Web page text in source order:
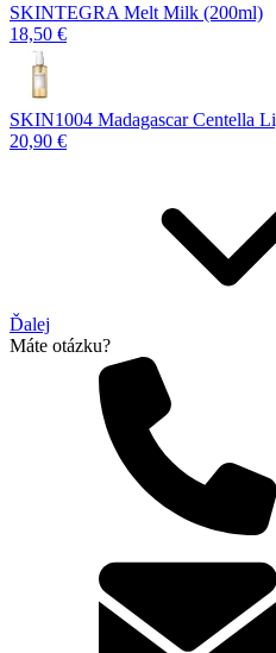
SKINTEGRA Melt Milk (200ml)
18,50 €
SKIN1004 Madagascar Centella
20,90 €
Ďalej
Máte otázku?